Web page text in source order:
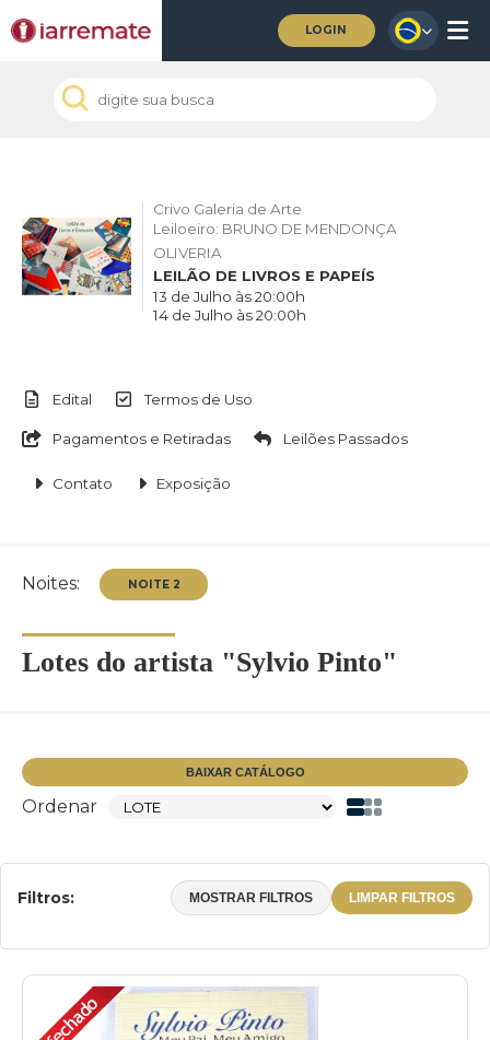
LOGIN
Crivo Galeria de Arte
Leiloeiro: BRUNO DE MENDONÇA
OLIVERIA
LEILÃO DE LIVROS E PAPEÍS
13 de Julho às 20:00h
14 de Julho às 20:00h
Edital Termos de Uso
Pagamentos e Retiradas Leilões Passados
Contato Exposição
Noites:
Lotes do artista "Sylvio Pinto"
BAIXAR CATÁLOGO
Ordenar
Filtros: MOSTRAR FILTROS LIMPAR FILTROS